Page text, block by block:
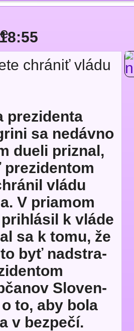
chrániť vládu
prezidenta
sa nedávno
dueli priznal,
vládu
V pria­mom
k vláde
sa k tomu, že
to byť nad­stra­
Slo­ven­
to, aby bola
v bez­pečí.